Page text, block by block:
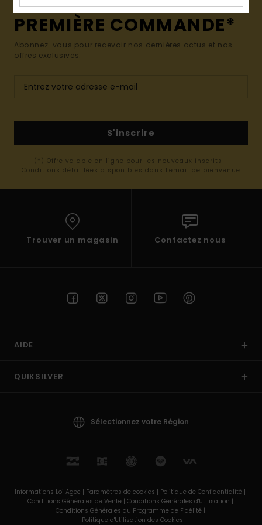
15% SUR VOTRE
PREMIÈRE COMMANDE*
Abonnez-vous pour recevoir nos dernières actus et nos
offres exclusives.
S'inscrire
(*) Offre valable en ligne pour les nouveaux inscrits -
Conditions détaillées disponibles dans l'email de bienvenue
Trouver un magasin Contactez nous
AIDE
QUIKSILVER
Sélectionnez votre Région
Informations Loi Agec | Paramètres de cookies | Politique de Confidentialité |
Conditions Générales de Vente | Conditions Générales d'Utilisation |
Conditions Générales du Programme de Fidélité |
Politique d'Utilisation des Cookies